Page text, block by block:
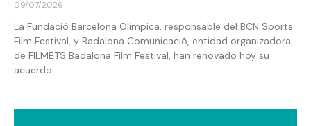
09/07/2026
La Fundació Barcelona Olímpica, responsable del BCN Sports
Film Festival, y Badalona Comunicació, entidad organizadora
de FILMETS Badalona Film Festival, han renovado hoy su
acuerdo